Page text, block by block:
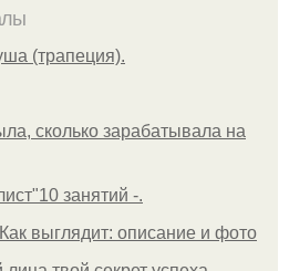
(трапеция).
сколько зарабатывала на
занятий -.
выглядит: описание и фото